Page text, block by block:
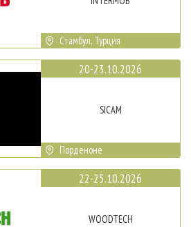
Стамбул, Турция
20-23.10.2026
SICAM
Порденоне
22-25.10.2026
WOODTECH